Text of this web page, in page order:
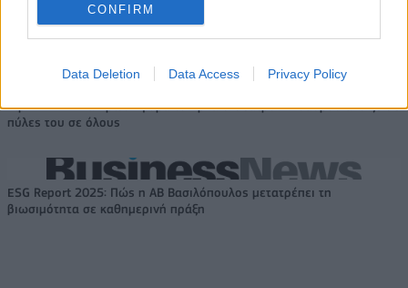
CONFIRM
Data Deletion Data Access Privacy Policy
αναδιάρθρωσης
FTSE4Good
Alpha Bank: Για πρώτη φορά το Αρχαίο Θέατρο Επιδαύρου άνοιξε τις
πύλες του σε όλους
ESG Report 2025: Πώς η ΑΒ Βασιλόπουλος μετατρέπει τη
βιωσιμότητα σε καθημερινή πράξη